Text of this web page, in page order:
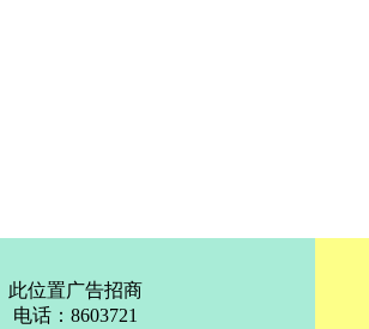
此位置广告招商
电话：8603721